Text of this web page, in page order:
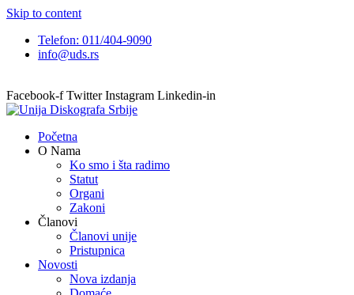
Skip to content
Telefon: 011/404-9090
info@uds.rs
Facebook-f Twitter Instagram Linkedin-in
Početna
O Nama
Ko smo i šta radimo
Statut
Organi
Zakoni
Članovi
Članovi unije
Pristupnica
Novosti
Nova izdanja